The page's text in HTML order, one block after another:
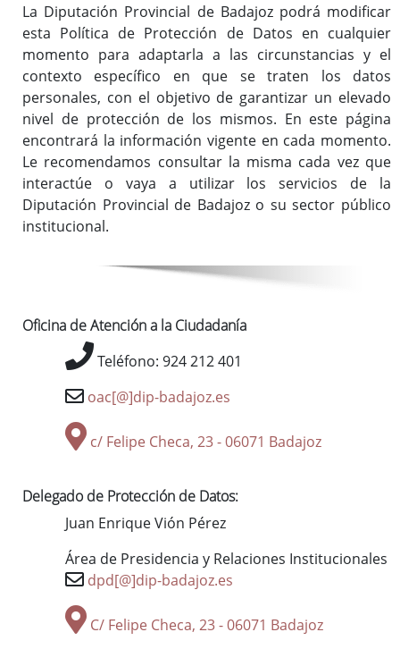
La Diputación Provincial de Badajoz podrá modificar
esta Política de Protección de Datos en cualquier
momento para adaptarla a las circunstancias y el
contexto específico en que se traten los datos
personales, con el objetivo de garantizar un elevado
nivel de protección de los mismos. En este página
encontrará la información vigente en cada momento.
Le recomendamos consultar la misma cada vez que
interactúe o vaya a utilizar los servicios de la
Diputación Provincial de Badajoz o su sector público
institucional.
Oficina de Atención a la Ciudadanía
Teléfono: 924 212 401
oac[@]dip-badajoz.es
c/ Felipe Checa, 23 - 06071 Badajoz
Delegado de Protección de Datos:
Juan Enrique Vión Pérez
Área de Presidencia y Relaciones Institucionales
dpd[@]dip-badajoz.es
C/ Felipe Checa, 23 - 06071 Badajoz